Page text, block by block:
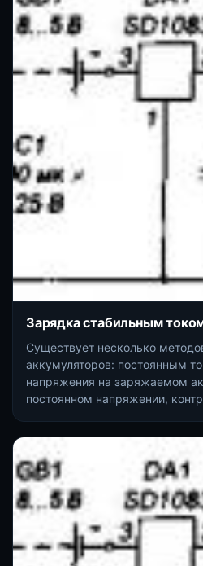
Зарядка стабильным
Существует несколько
аккумуляторов: постоянным
напряжения на заряжаемом
постоянном напряжении,